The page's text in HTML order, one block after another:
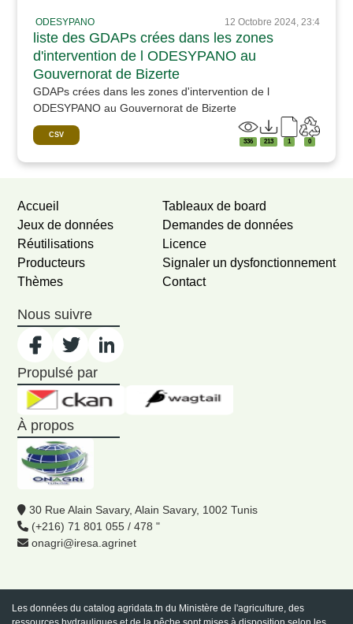
ODESYPANO 12 Octobre 2024, 23:4
liste des GDAPs crées dans les zones
d'intervention de l ODESYPANO au
Gouvernorat de Bizerte
GDAPs crées dans les zones d'intervention de l
ODESYPANO au Gouvernorat de Bizerte
CSV
336 213 1 0
Accueil
Jeux de données
Réutilisations
Producteurs
Thèmes
Tableaux de board
Demandes de données
Licence
Signaler un dysfonctionnement
Contact
Nous suivre
Propulsé par
À propos
30 Rue Alain Savary, Alain Savary, 1002 Tunis
(+216) 71 801 055 / 478 "
onagri@iresa.agrinet
Les données du catalog agridata.tn du Ministère de l'agriculture, des